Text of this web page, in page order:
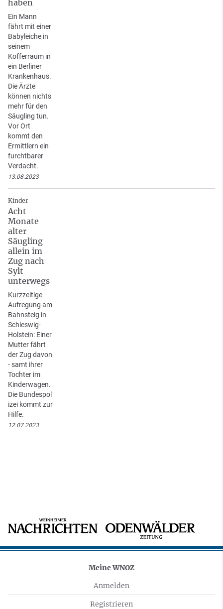
haben
Ein Mann
fährt mit einer
Babyleiche in
seinem
Kofferraum in
ein Berliner
Krankenhaus.
Die Ärzte
können nichts
mehr für den
Säugling tun.
Vor Ort
kommt den
Ermittlern ein
furchtbarer
Verdacht.
13.08.2023
Kinder
Acht
Monate
alter
Säugling
allein im
Zug nach
Sylt
unterwegs
Kurzzeitige
Aufregung am
Bahnsteig in
Schleswig-
Holstein: Einer
Mutter fährt
der Zug davon
- samt ihrer
Tochter im
Kinderwagen.
Die Bundespol
izei kommt zur
Hilfe.
12.07.2023
Meine WNOZ
Anmelden
Registrieren